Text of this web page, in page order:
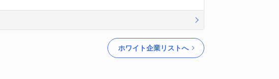
ホワイト企業リストへ